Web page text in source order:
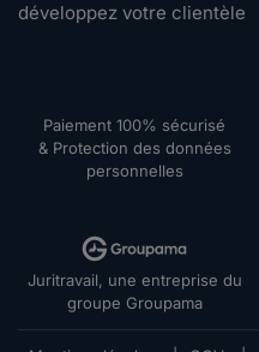
développez votre clientèle
Paiement 100% sécurisé
& Protection des données
personnelles
Juritravail, une entreprise du
groupe Groupama